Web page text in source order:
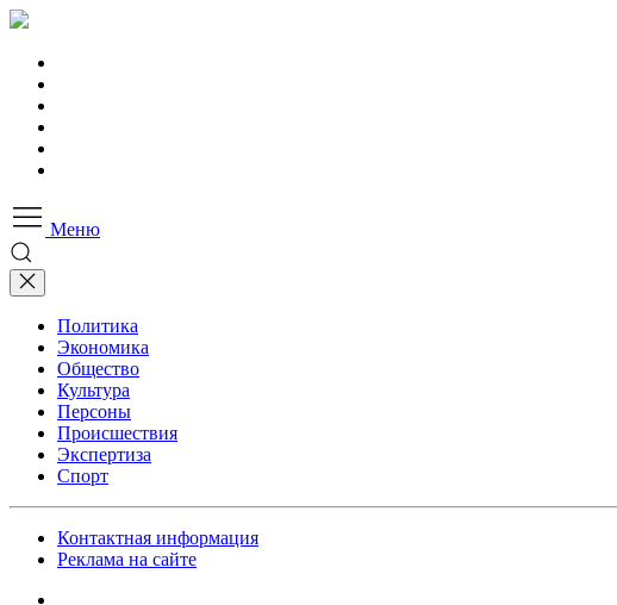
Меню
Политика
Экономика
Общество
Культура
Персоны
Происшествия
Экспертиза
Спорт
Контактная информация
Реклама на сайте